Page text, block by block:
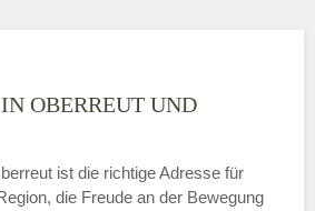
OBERREUT UND
ist die richtige Adresse für
die Freude an der Bewegung